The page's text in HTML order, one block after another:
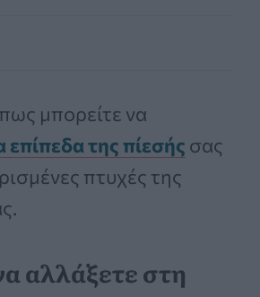
μπορείτε να
επίπεδα της πίεσής σας
πτυχές της
αλλάξετε στη